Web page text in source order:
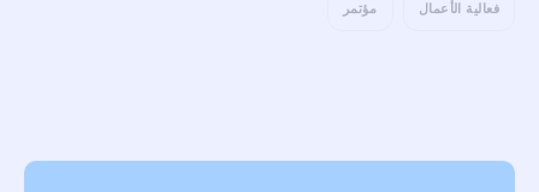
فعالية الأعمال مؤتمر